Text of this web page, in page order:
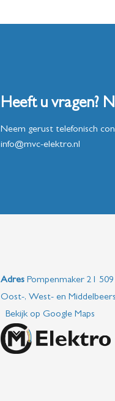
Heeft u vragen?
Neem gerust telefonisch
info@mvc-elektro.nl
Adres Pompenmaker 21
Oost-, West- en Middelbeers
Bekijk op Google Maps